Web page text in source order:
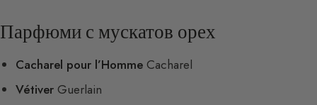
Парфюми с мускатов орех
Cacharel pour l’Homme Cacharel
Vétiver Guerlain